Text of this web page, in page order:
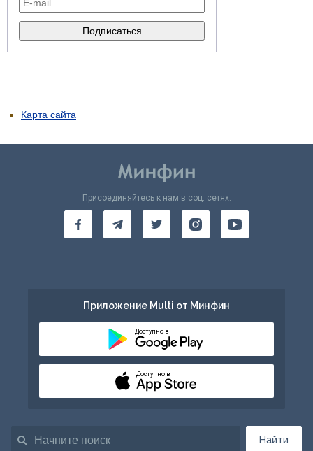
Карта сайта
Найти
Присоединяйтесь к нам в соц. сетях:
Приложение Multi от Минфин
Доступно в
Доступно в